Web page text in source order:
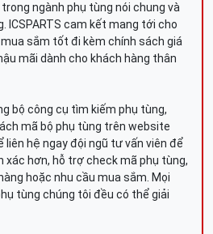
ngành phụ tùng nói chung và
ICSPARTS cam kết mang tới cho
sắm tốt đi kèm chính sách giá
mãi dành cho khách hàng thân
bộ công cụ tìm kiếm phụ tùng,
mã bộ phụ tùng trên website
liên hệ ngay đội ngũ tư vấn viên để
xác hơn, hỗ trợ check mã phụ tùng,
hoặc nhu cầu mua sắm. Mọi
tùng chúng tôi đều có thể giải